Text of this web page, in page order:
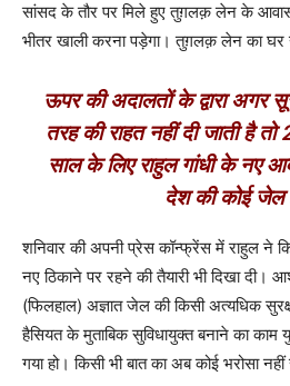
सांसद के तौर पर मिले हुए तुग़लक़ लेन के
भीतर खाली करना पड़ेगा। तुग़लक़ लेन का घर
ऊपर की अदालतों के द्वारा अगर
तरह की राहत नहीं दी जाती है
साल के लिए राहुल गांधी के नए
देश की कोई जेल
शनिवार की अपनी प्रेस कॉन्फ्रेंस में राहुल ने
नए ठिकाने पर रहने की तैयारी भी दिखा दी।
(फिलहाल) अज्ञात जेल की किसी अत्यधिक
हैसियत के मुताबिक सुविधायुक्त बनाने का काम
गया हो। किसी भी बात का अब कोई भरोसा नहीं